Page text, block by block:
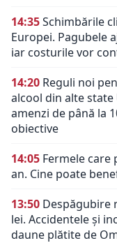
14:35Schimbările
Europei. Pagubele
iar costurile vor
14:20 Reguli noi
alcool din alte state
amenzi de până la
obiective
14:05 Fermele care
an. Cine poate
13:50 Despăgubire
lei. Accidentele și
daune plătite de